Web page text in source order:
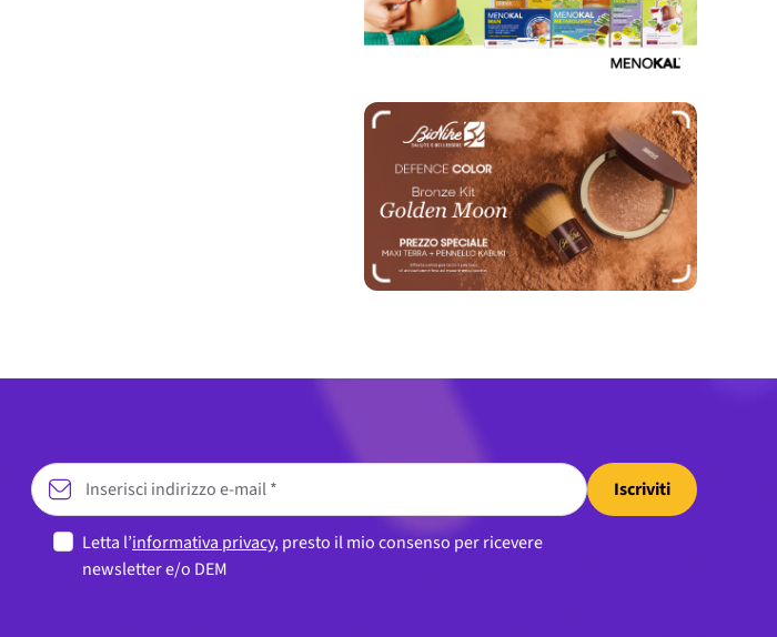
Iscriviti
Letta l’informativa privacy, presto il mio consenso per ricevere
newsletter e/o DEM